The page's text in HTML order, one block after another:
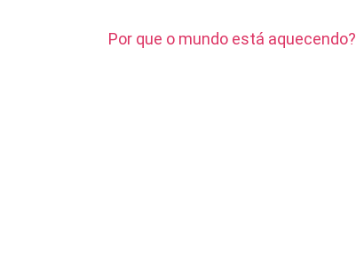
Por que o mundo está aquecendo?